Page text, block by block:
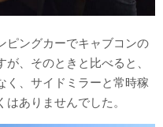
ピングカーでキャブコンの
、そのときと比べると、
く、サイドミラーと常時稼
ありませんでした。